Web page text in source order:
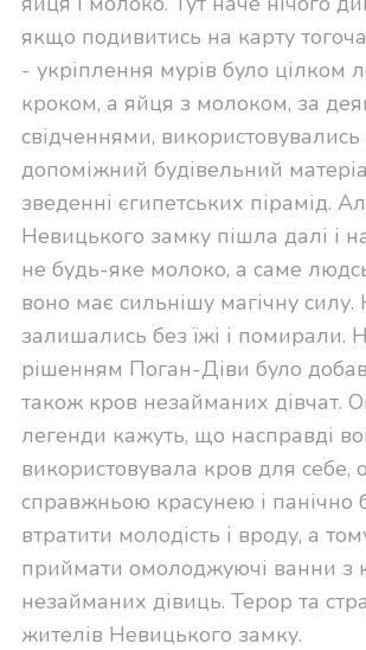
якщо подивитись на карту
- укріплення мурів було цілком
кроком, а яйця з молоком, за
свідченнями, використовувались
допоміжний будівельний
зведенні єгипетських пірамід.
Невицького замку пішла далі і
не будь-яке молоко, а саме
воно має сильнішу магічну
залишались без їжі і помирали.
рішенням Поган-Діви було
також кров незайманих дівчат.
легенди кажуть, що насправді
використовувала кров для себе,
справжньою красунею і панічно
втратити молодість і вроду, а
приймати омолоджуючі ванни з
незайманих дівиць. Терор та
жителів Невицького замку.